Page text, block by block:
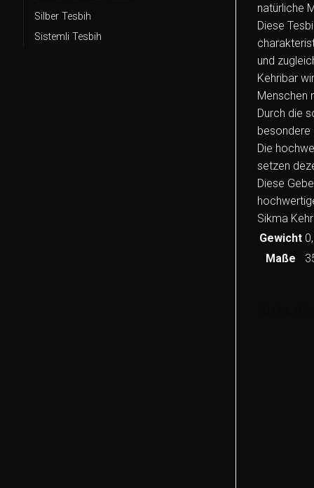
Silber Tesbih
Sistemli Tesbih
natürliche
Diese
und
Kehribar
Menschen
Durch die
besondere
Die
setzen
Diese
Sikma
Gewicht
Maße